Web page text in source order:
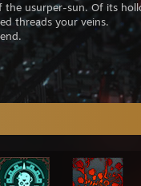
usurper-sun. Of its
threads your veins.